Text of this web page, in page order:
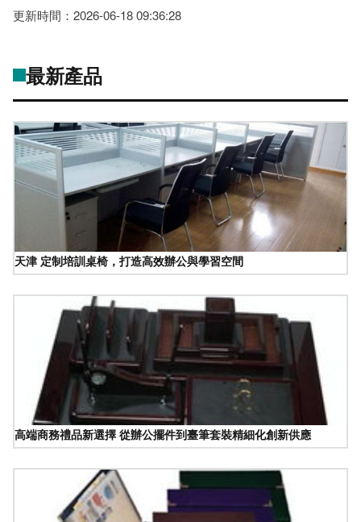
更新時間：2026-06-18 09:36:28
最新產品
天津 定制培訓桌椅，打造高效辦公與學習空間
高端商務禮品新選擇 從辦公擺件到臺筆套裝精細化創新供應